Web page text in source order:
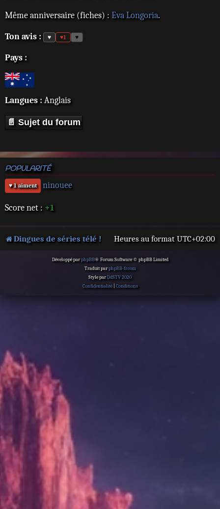
Même anniversaire (fiches) : Eva Longoria.
Ton avis : ♥ ♥1 ♥
Pays :
Langues : Anglais
📄 Sujet du forum
POPULARITÉ
♥ 1 aiment ninouee
Score net : +1
Dingues de séries télé ! Heures au format UTC+02:00
Développé parphpBB® Forum Software © phpBB Limited
Traduit parphpBB-fr.com
Style parDdSTV 2020
Confidentialité| Conditions